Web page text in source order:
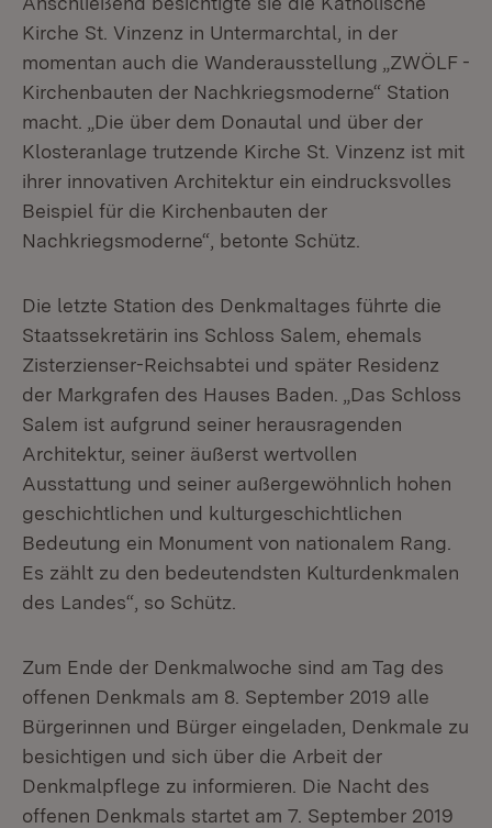
Kirche St. Vinzenz in Untermarchtal, in der
momentan auch die Wanderausstellung „ZWÖLF -
Kirchenbauten der Nachkriegsmoderne“ Station
macht. „Die über dem Donautal und über der
Klosteranlage trutzende Kirche St. Vinzenz ist mit
ihrer innovativen Architektur ein eindrucksvolles
Beispiel für die Kirchenbauten der
Nachkriegsmoderne“, betonte Schütz.
Die letzte Station des Denkmaltages führte die
Staatssekretärin ins Schloss Salem, ehemals
Zisterzienser-Reichsabtei und später Residenz
der Markgrafen des Hauses Baden. „Das Schloss
Salem ist aufgrund seiner herausragenden
Architektur, seiner äußerst wertvollen
Ausstattung und seiner außergewöhnlich hohen
geschichtlichen und kulturgeschichtlichen
Bedeutung ein Monument von nationalem Rang.
Es zählt zu den bedeutendsten Kulturdenkmalen
des Landes“, so Schütz.
Zum Ende der Denkmalwoche sind am Tag des
offenen Denkmals am 8. September 2019 alle
Bürgerinnen und Bürger eingeladen, Denkmale zu
besichtigen und sich über die Arbeit der
Denkmalpflege zu informieren. Die Nacht des
offenen Denkmals startet am 7. September 2019